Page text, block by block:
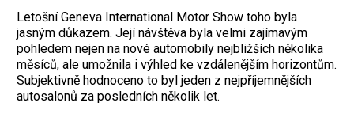
Letošní Geneva International Motor Show toho byla
jasným důkazem. Její návštěva byla velmi zajímavým
pohledem nejen na nové automobily nejbližších několika
měsíců, ale umožnila i výhled ke vzdálenějším horizontům.
Subjektivně hodnoceno to byl jeden z nejpříjemnějších
autosalonů za posledních několik let.